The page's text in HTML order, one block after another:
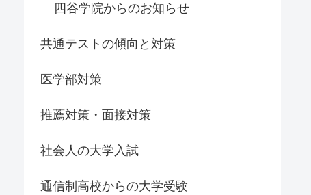
四谷学院からのお知らせ
共通テストの傾向と対策
医学部対策
推薦対策・面接対策
社会人の大学入試
通信制高校からの大学受験